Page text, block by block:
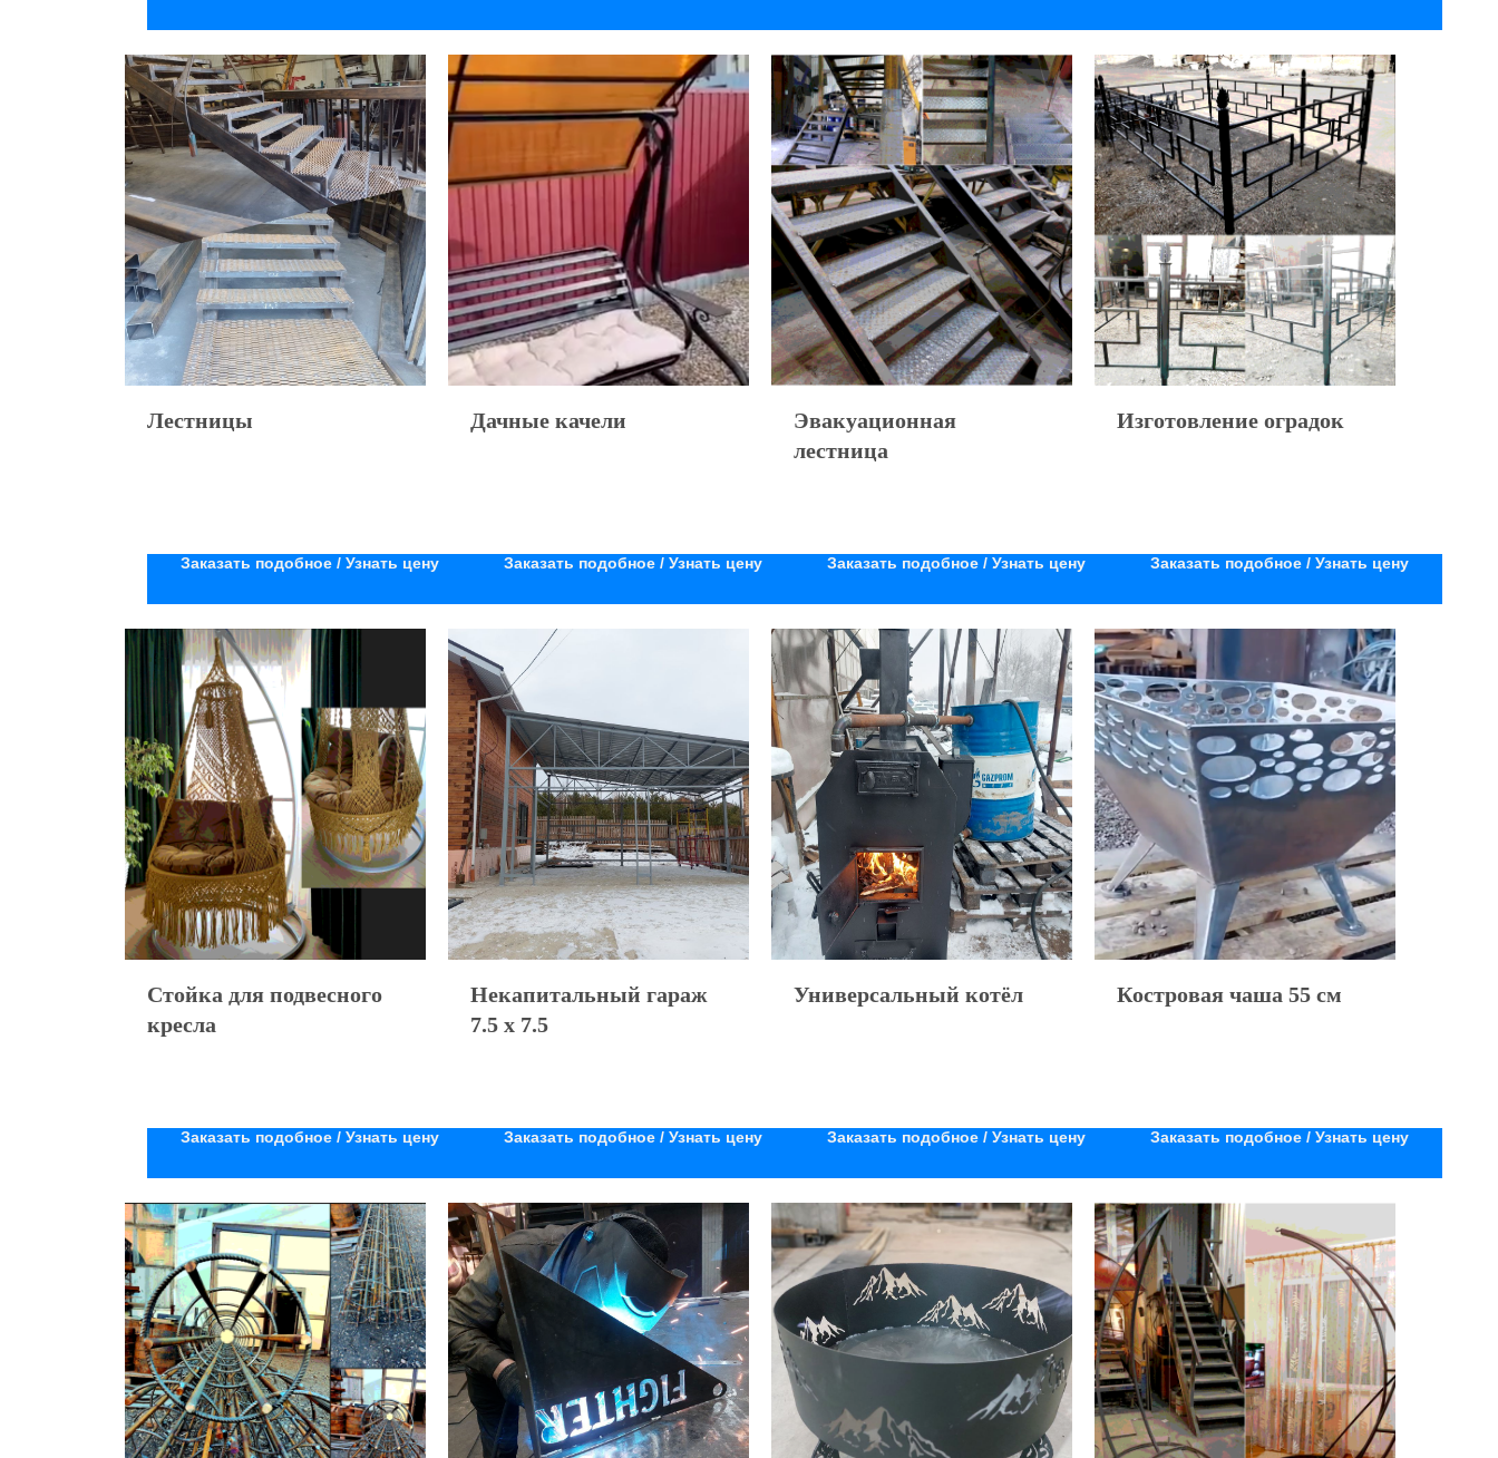
Лестницы
Заказать подобное / Узнать цену
Дачные качели
Заказать подобное / Узнать цену
Эвакуационная
лестница
Заказать подобное / Узнать цену
Изготовление оградок
Заказать подобное / Узнать цену
Стойка для подвесного
кресла
Заказать подобное / Узнать цену
Некапитальный гараж
7.5 х 7.5
Заказать подобное / Узнать цену
Универсальный котёл
Заказать подобное / Узнать цену
Костровая чаша 55 см
Заказать подобное / Узнать цену